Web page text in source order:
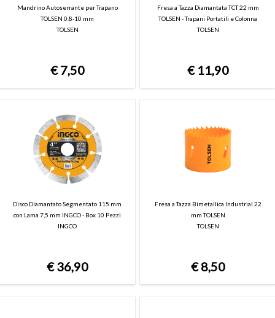
Mandrino Autoserrante per Trapano
TOLSEN 0.8-10 mm
TOLSEN
€7,50
Fresa a Tazza Diamantata TCT 22 mm
TOLSEN - Trapani Portatili e Colonna
TOLSEN
€ 11,90
Disco Diamantato Segmentato 115 mm
con Lama 7,5 mm INGCO - Box 10 Pezzi
INGCO
€36,90
Fresa a Tazza Bimetallica Industrial 22
mm TOLSEN
TOLSEN
€8,50